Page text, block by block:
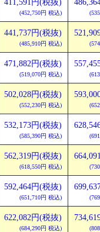
411,591円(税抜)
(452,750円 税込)
441,737円(税抜)
(485,910円 税込)
471,882円(税抜)
(519,070円 税込)
502,028円(税抜)
(552,230円 税込)
532,173円(税抜)
(585,390円 税込)
562,319円(税抜)
(618,550円 税込)
592,464円(税抜)
(651,710円 税込)
622,082円(税抜)
(684,290円 税込)